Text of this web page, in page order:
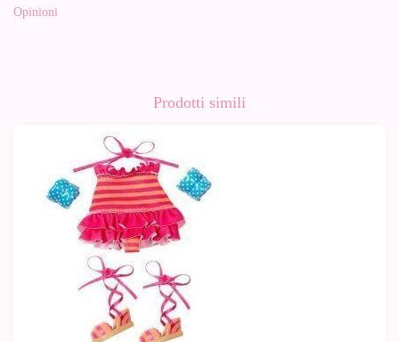
Opinioni
Prodotti simili